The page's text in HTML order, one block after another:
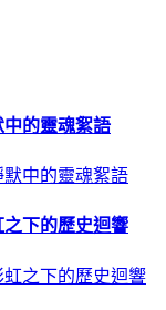
中的靈魂絮語
之下的歷史迴響